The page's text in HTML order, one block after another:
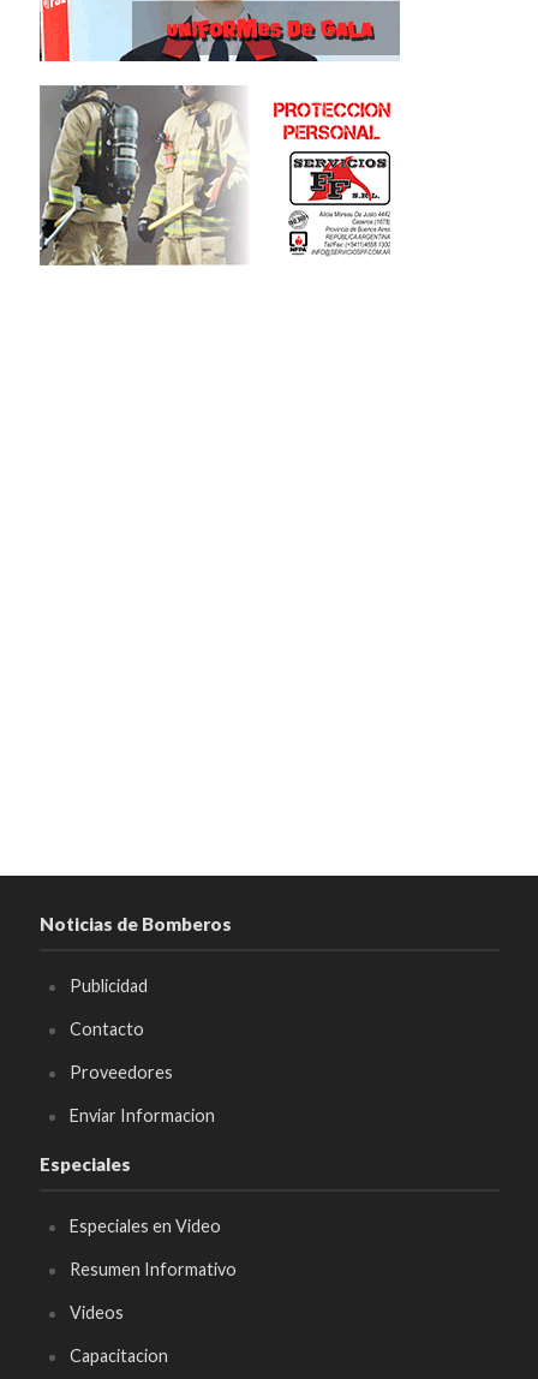
Noticias de Bomberos
Publicidad
Contacto
Proveedores
Enviar Informacion
Especiales
Especiales en Video
Resumen Informativo
Videos
Capacitacion